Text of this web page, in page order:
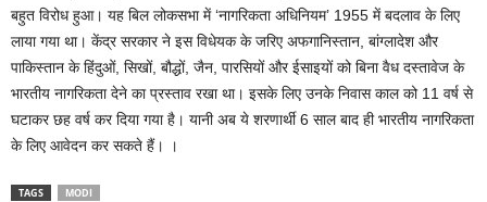
बहुत विरोध हुआ। यह बिल लोकसभा में ‘नागरिकता अधिनियम’ 1955 में बदलाव के लिए
लाया गया था। केंद्र सरकार ने इस विधेयक के जरिए अफगानिस्तान, बांग्लादेश और
पाकिस्तान के हिंदुओं, सिखों, बौद्धों, जैन, पारसियों और ईसाइयों को बिना वैध दस्तावेज के
भारतीय नागरिकता देने का प्रस्ताव रखा था। इसके लिए उनके निवास काल को 11 वर्ष से
घटाकर छह वर्ष कर दिया गया है। यानी अब ये शरणार्थी 6 साल बाद ही भारतीय नागरिकता
के लिए आवेदन कर सकते हैं। ।
TAGS MODI